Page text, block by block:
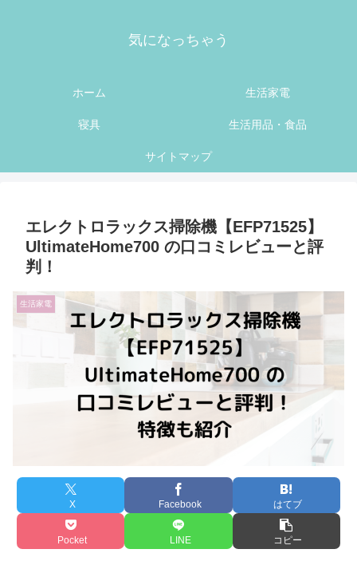
気になっちゃう
ホーム 生活家電
寝具 生活用品・食品
サイトマップ
エレクトロラックス掃除機【EFP71525】
UltimateHome700 の口コミレビューと評
判！
生活家電
X Facebook はてブ
Pocket LINE コピー